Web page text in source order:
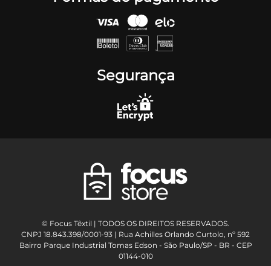
Segurança
© Focus Têxtil | TODOS OS DIREITOS RESERVADOS.
CNPJ 18.843.398/0001-93 | Rua Achilles Orlando Curtolo, nº 592
Bairro Parque Industrial Tomas Edson - São Paulo/SP - BR - CEP
01144-010